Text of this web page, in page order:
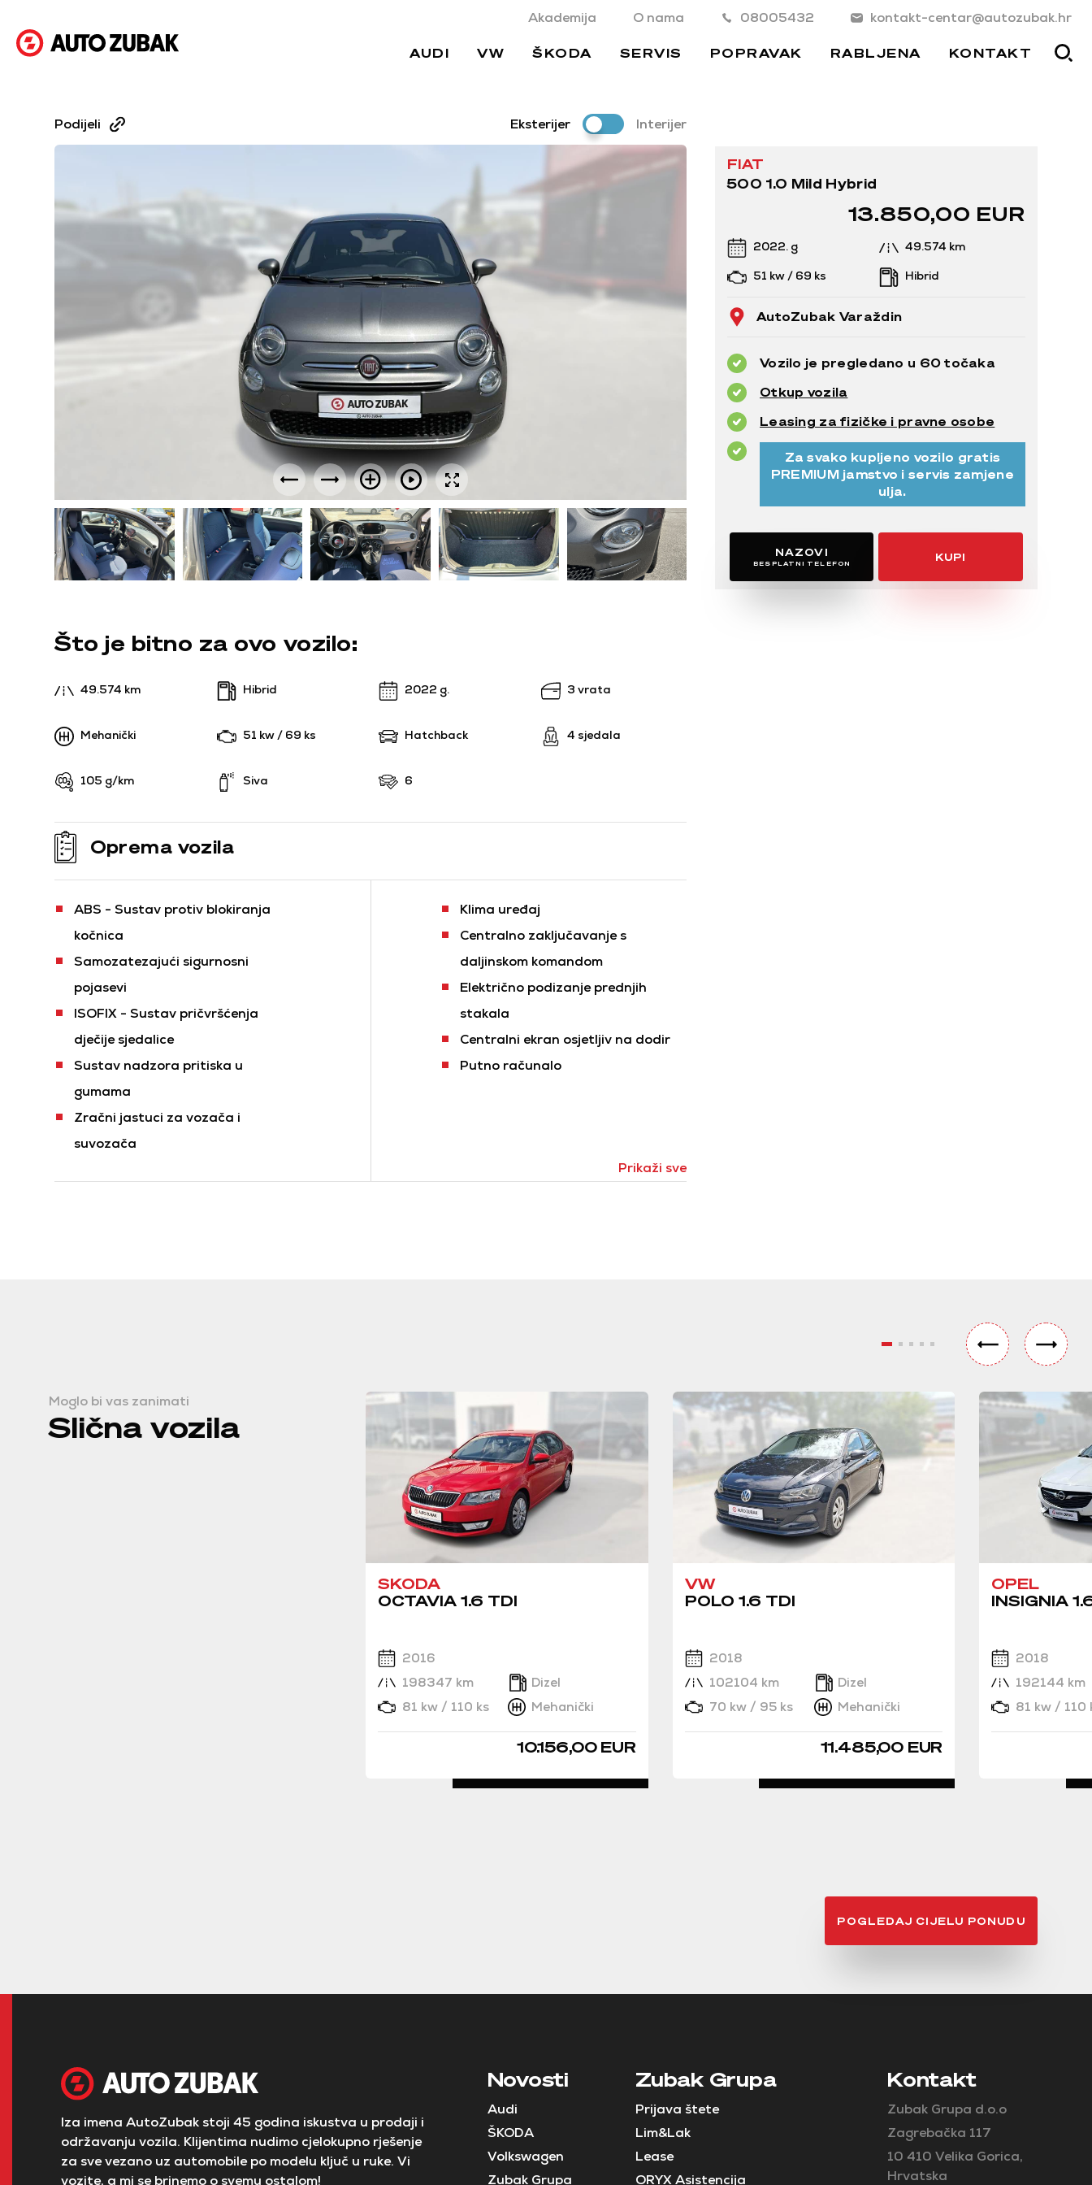
Akademija O nama 08005432 kontakt-centar@autozubak.hr
AUDI VW ŠKODA SERVIS POPRAVAK RABLJENA KONTAKT
Podijeli Eksterijer Interijer
FIAT
500 1.0 Mild Hybrid
13.850,00 EUR
2022. g
49.574 km
51 kw / 69 ks
Hibrid
AutoZubak Varaždin
Vozilo je pregledano u 60 točaka
Otkup vozila
Leasing za fizičke i pravne osobe
Za svako kupljeno vozilo gratis
PREMIUM jamstvo i servis zamjene
ulja.
NAZOVI
BESPLATNI TELEFON
KUPI
Što je bitno za ovo vozilo:
49.574 km Hibrid 2022 g. 3 vrata
Mehanički 51 kw / 69 ks Hatchback 4 sjedala
105 g/km Siva 6
Oprema vozila
ABS - Sustav protiv blokiranja
kočnica
Samozatezajući sigurnosni
pojasevi
ISOFIX - Sustav pričvršćenja
dječije sjedalice
Sustav nadzora pritiska u
gumama
Zračni jastuci za vozača i
suvozača
Klima uređaj
Centralno zaključavanje s
daljinskom komandom
Električno podizanje prednjih
stakala
Centralni ekran osjetljiv na dodir
Putno računalo
Prikaži sve
Moglo bi vas zanimati
Slična vozila
SKODA
OCTAVIA 1.6 TDI
2016
198347 km
Dizel
81 kw / 110 ks
Mehanički
10.156,00 EUR
VW
POLO 1.6 TDI
2018
102104 km
Dizel
70 kw / 95 ks
Mehanički
11.485,00 EUR
OPEL
INSIGNIA
2018
192144 km
81 kw / 110
POGLEDAJ CIJELU PONUDU
Iza imena AutoZubak stoji 45 godina iskustva u prodaji i
održavanju vozila. Klijentima nudimo cjelokupno rješenje
za sve vezano uz automobile po modelu ključ u ruke. Vi
vozite, a mi se brinemo o svemu ostalom!
Novosti
Audi
ŠKODA
Volkswagen
Zubak Grupa
Zubak Grupa
Prijava štete
Lim&Lak
Lease
ORYX Asistencija
Kontakt
Zubak Grupa d.o.o
Zagrebačka 117
10 410 Velika Gorica,
Hrvatska